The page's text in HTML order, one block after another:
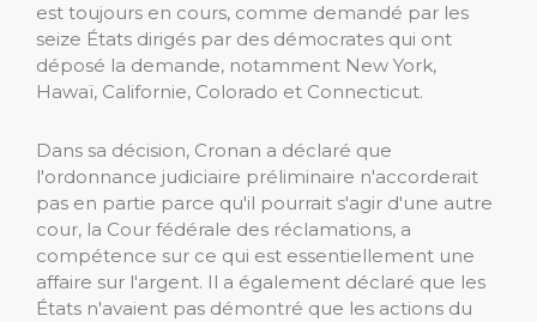
est toujours en cours, comme demandé par les
seize États dirigés par des démocrates qui ont
déposé la demande, notamment New York,
Hawaï, Californie, Colorado et Connecticut.
Dans sa décision, Cronan a déclaré que
l'ordonnance judiciaire préliminaire n'accorderait
pas en partie parce qu'il pourrait s'agir d'une autre
cour, la Cour fédérale des réclamations, a
compétence sur ce qui est essentiellement une
affaire sur l'argent. Il a également déclaré que les
États n'avaient pas démontré que les actions du